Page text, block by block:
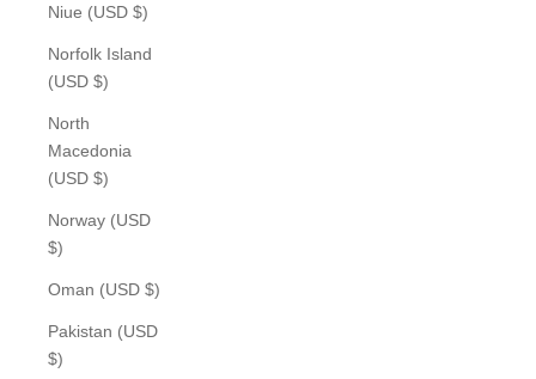
Niue (USD $)
Norfolk Island
(USD $)
North
Macedonia
(USD $)
Norway (USD
$)
Oman (USD $)
Pakistan (USD
$)